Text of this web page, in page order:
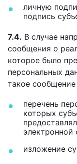
личную
подпись
7.4. В случае
сообщения о
которое было
персональных
такое
перечень
которых
электронной
изложение